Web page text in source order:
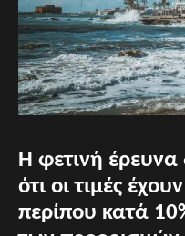
Η φετινή έρευνα
ότι οι τιμές
περίπου κατά